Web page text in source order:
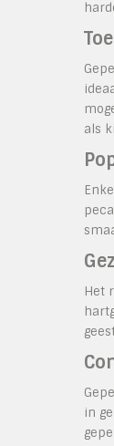
als
Het
in